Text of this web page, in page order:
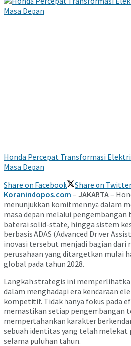
Honda Percepat Transformasi
Masa Depan
Share on Facebook
Share on Twitter
Koranindopos.com – JAKARTA–
menunjukkan komitmennya dalam
masa depan melalui
baterai solid-state, hingga sistem
berbasis ADAS (Advanced Driver
inovasi tersebut menjadi bagian dari
perusahaan yang ditargetkan mulai
global pada tahun 2028.
Langkah strategis ini
dalam menghadapi era kendaraan
kompetitif. Tidak hanya fokus pada
memastikan setiap pengembangan
mempertahankan karakter
sebuah identitas yang telah melekat
selama puluhan tahun.